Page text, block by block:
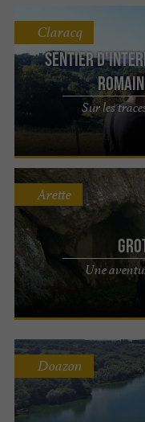
Sentier
Sur les
Claracq
Une
Arette
Doazon